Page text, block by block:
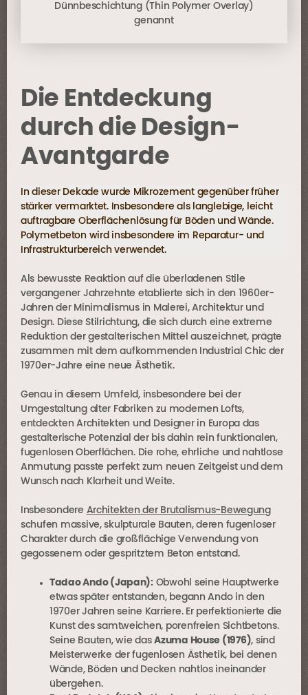
Dünnbeschichtung (Thin Polymer Overlay)
genannt
Die Entdeckung
durch die Design-
Avantgarde
In dieser Dekade wurde Mikrozement gegenüber früher
stärker vermarktet. Insbesondere als langlebige, leicht
auftragbare Oberflächenlösung für Böden und Wände.
Polymetbeton wird insbesondere im Reparatur- und
Infrastrukturbereich verwendet.
Als bewusste Reaktion auf die überladenen Stile
vergangener Jahrzehnte etablierte sich in den 1960er-
Jahren der Minimalismus in Malerei, Architektur und
Design. Diese Stilrichtung, die sich durch eine extreme
Reduktion der gestalterischen Mittel auszeichnet, prägte
zusammen mit dem aufkommenden Industrial Chic der
1970er-Jahre eine neue Ästhetik.
Genau in diesem Umfeld, insbesondere bei der
Umgestaltung alter Fabriken zu modernen Lofts,
entdeckten Architekten und Designer in Europa das
gestalterische Potenzial der bis dahin rein funktionalen,
fugenlosen Oberflächen. Die rohe, ehrliche und nahtlose
Anmutung passte perfekt zum neuen Zeitgeist und dem
Wunsch nach Klarheit und Weite.
Insbesondere Architekten der Brutalismus-Bewegung
schufen massive, skulpturale Bauten, deren fugenloser
Charakter durch die großflächige Verwendung von
gegossenem oder gespritztem Beton entstand.
Tadao Ando (Japan):Obwohl seine Hauptwerke
etwas später entstanden, begann Ando in den
1970er Jahren seine Karriere. Er perfektionierte die
Kunst des samtweichen, porenfreien Sichtbetons.
Seine Bauten, wie dasAzuma House (1976), sind
Meisterwerke der fugenlosen Ästhetik, bei denen
Wände, Böden und Decken nahtlos ineinander
übergehen.